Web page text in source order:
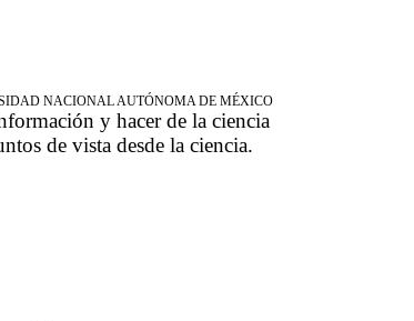
NACIONAL AUTÓNOMA DE MÉXICO
y hacer de la ciencia
de vista desde la ciencia.